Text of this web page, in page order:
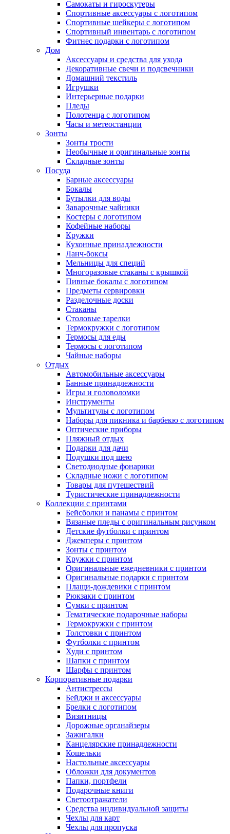
Самокаты и гироскутеры
Спортивные аксессуары с логотипом
Спортивные шейкеры с логотипом
Спортивный инвентарь с логотипом
Фитнес подарки с логотипом
Дом
Аксессуары и средства для ухода
Декоративные свечи и подсвечники
Домашний текстиль
Игрушки
Интерьерные подарки
Пледы
Полотенца с логотипом
Часы и метеостанции
Зонты
Зонты трости
Необычные и оригинальные зонты
Складные зонты
Посуда
Барные аксессуары
Бокалы
Бутылки для воды
Заварочные чайники
Костеры с логотипом
Кофейные наборы
Кружки
Кухонные принадлежности
Ланч-боксы
Мельницы для специй
Многоразовые стаканы с крышкой
Пивные бокалы с логотипом
Предметы сервировки
Разделочные доски
Стаканы
Столовые тарелки
Термокружки с логотипом
Термосы для еды
Термосы с логотипом
Чайные наборы
Отдых
Автомобильные аксессуары
Банные принадлежности
Игры и головоломки
Инструменты
Мультитулы с логотипом
Наборы для пикника и барбекю с логотипом
Оптические приборы
Пляжный отдых
Подарки для дачи
Подушки под шею
Светодиодные фонарики
Складные ножи с логотипом
Товары для путешествий
Туристические принадлежности
Коллекции с принтами
Бейсболки и панамы с принтом
Вязаные пледы с оригинальным рисунком
Детские футболки с принтом
Джемперы с принтом
Зонты с принтом
Кружки с принтом
Оригинальные ежедневники с принтом
Оригинальные подарки с принтом
Плащи-дождевики с принтом
Рюкзаки с принтом
Сумки с принтом
Тематические подарочные наборы
Термокружки с принтом
Толстовки с принтом
Футболки с принтом
Худи с принтом
Шапки с принтом
Шарфы с принтом
Корпоративные подарки
Антистрессы
Бейджи и аксессуары
Брелки с логотипом
Визитницы
Дорожные органайзеры
Зажигалки
Канцелярские принадлежности
Кошельки
Настольные аксессуары
Обложки для документов
Папки, портфели
Подарочные книги
Светоотражатели
Средства индивидуальной защиты
Чехлы для карт
Чехлы для пропуска